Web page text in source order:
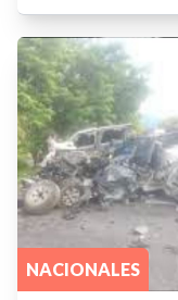
NACIONALES